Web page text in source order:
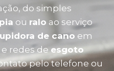
do simples
pia ou ralo ao serviço
de cano em
redes deesgoto
pelo telefone ou